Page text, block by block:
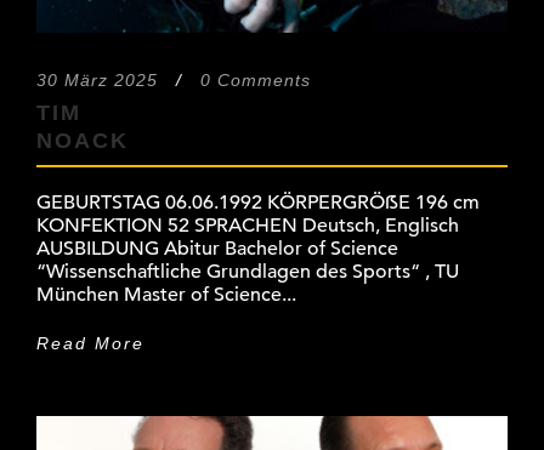
30 März 2025 / 0 Comments
TIM
NOACK
GEBURTSTAG 06.06.1992 KÖRPERGRÖẞE 196 cm
KONFEKTION 52 SPRACHEN Deutsch, Englisch
AUSBILDUNG Abitur Bachelor of Science
“Wissenschaftliche Grundlagen des Sports“ , TU
München Master of Science...
Read More